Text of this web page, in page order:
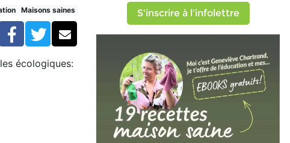
Maisons saines
Facebook
TwitterCourriel
écologiques:
S'inscrire à l'infolettre